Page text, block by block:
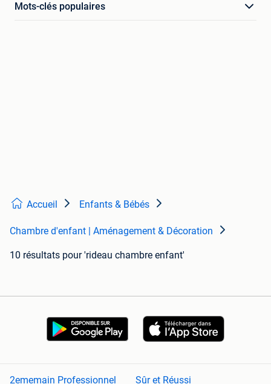
Mots-clés populaires
Accueil Enfants & Bébés
Chambre d'enfant | Aménagement & Décoration
10 résultats pour 'rideau chambre enfant'
2ememain Professionnel Sûr et Réussi